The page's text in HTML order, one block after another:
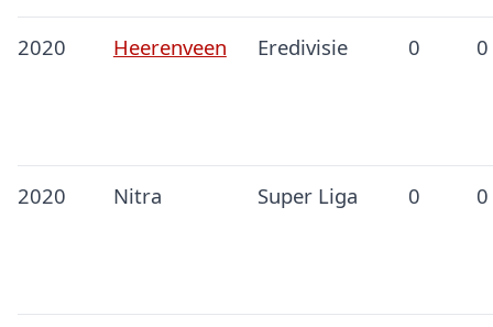
2020 Heerenveen Eredivisie 0 0
2020 Nitra Super Liga 0 0